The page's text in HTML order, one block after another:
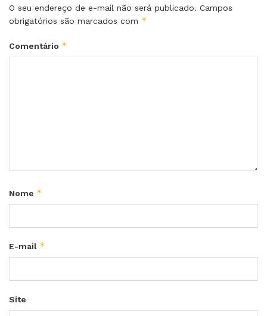
O seu endereço de e-mail não será publicado. Campos
obrigatórios são marcados com *
Comentário *
Nome *
E-mail *
Site